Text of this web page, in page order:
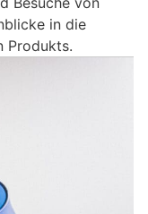
in die
Produkts.